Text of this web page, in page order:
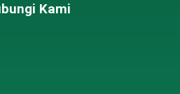
Kami